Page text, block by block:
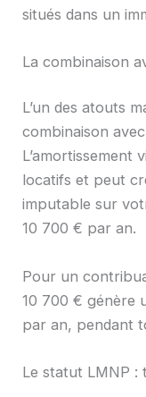
situés dans un
La combinaison
L’un des atouts
combinaison
L’amortissement
locatifs et peut
imputable sur
10 700 € par an.
Pour un
10 700 € génère
par an, pendant
Le statut LMNP :